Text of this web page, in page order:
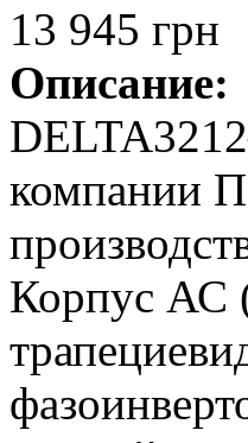
13 945 грн
Описание:
компании
Корпус АС